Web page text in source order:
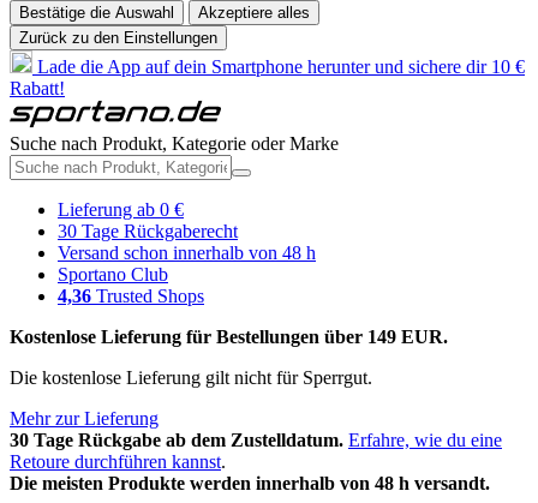
Bestätige die Auswahl
Akzeptiere alles
Zurück zu den Einstellungen
Lade die App auf dein Smartphone herunter und sichere dir 10 €
Rabatt!
Suche nach Produkt, Kategorie oder Marke
Lieferung ab 0 €
30 Tage Rückgaberecht
Versand schon innerhalb von 48 h
Sportano Club
4,36 Trusted Shops
Kostenlose Lieferung für Bestellungen über 149 EUR.
Die kostenlose Lieferung gilt nicht für Sperrgut.
Mehr zur Lieferung
30 Tage Rückgabe ab dem Zustelldatum. Erfahre, wie du eine
Retoure durchführen kannst.
Die meisten Produkte werden innerhalb von 48 h versandt.